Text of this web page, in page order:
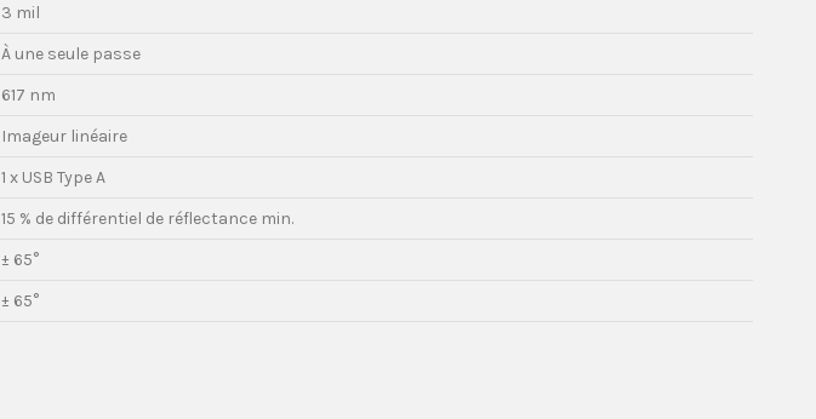
3 mil
À une seule passe
617 nm
Imageur linéaire
1 x USB Type A
15 % de différentiel de réflectance min.
± 65°
± 65°